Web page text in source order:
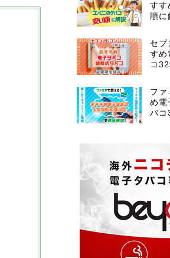
すす
順に
セブ
すめ
コ
ファ
め電
バコ